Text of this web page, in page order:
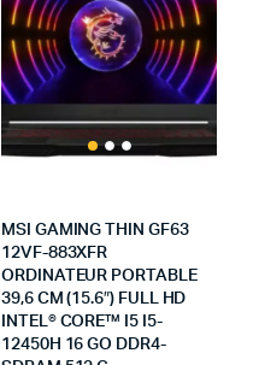
MSI GAMING THIN GF63
12VF-883XFR
ORDINATEUR PORTABLE
39,6 CM (15.6″) FULL HD
INTEL® CORE™ I5 I5-
12450H 16 GO DDR4-